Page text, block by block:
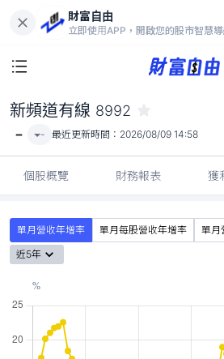
財富自由
立即使用APP，開啟您的股市智慧導
-
新頻道有線 8992
- - 最近更新時間： 2026/08/09 14:58
個股概覽 財務報表 獲
單月營收年增率 單月每股營收年增率
單月
近5年